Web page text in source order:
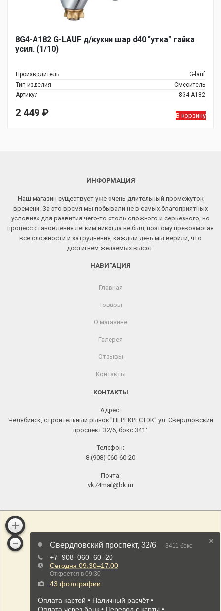
8G4-A182 G-LAUF д/кухни шар d40 "утка" гайка
усил. (1/10)
Производитель
G-lauf
Тип изделия
Смеситель
Артикул
8G4-A182
2 449 ₽ В корзину
ИНФОРМАЦИЯ
Наш магазин существует уже очень длительный промежуток
времени. За это время мы побывали не в самых благоприятных
условиях для развития чего-то столь сложного и серьезного, но
процесс становления легким никогда не был, поэтому превозмогая
все сложности и затруднения, каждый день мы верили, что
достигнем желаемых высот.
НАВИГАЦИЯ
Главная
Товары
О магазине
Галерея
Отзывы
Контакты
КОНТАКТЫ
Адрес:
Челябинск, строительный рынок "ПЕРЕКРЕСТОК" ул. Свердловский
проспект 32/6, бокс 3411
Телефон:
8 (908) 060-60-20
Почта:
vk74mail@bk.ru